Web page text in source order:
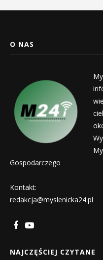
O NAS
Gospodarczego
Kontakt:
redakcja@myslenicka24.pl
NAJCZĘŚCIEJ CZYTANE